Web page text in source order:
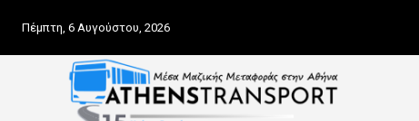
Πέμπτη, 6 Αυγούστου, 2026